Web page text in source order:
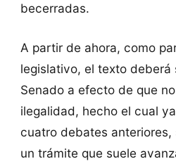
becerradas.
A partir de ahora, como
legislativo, el texto deberá
Senado a efecto de que
ilegalidad, hecho el cual
cuatro debates anteriores,
un trámite que suele